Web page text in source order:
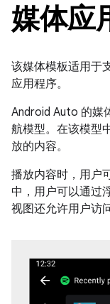
媒体应
该媒体模板适用于
应用程序。
Android Auto 的媒
航模型。在该模型
放的内容。
播放内容时，用户
中，用户可以通过
视图还允许用户访